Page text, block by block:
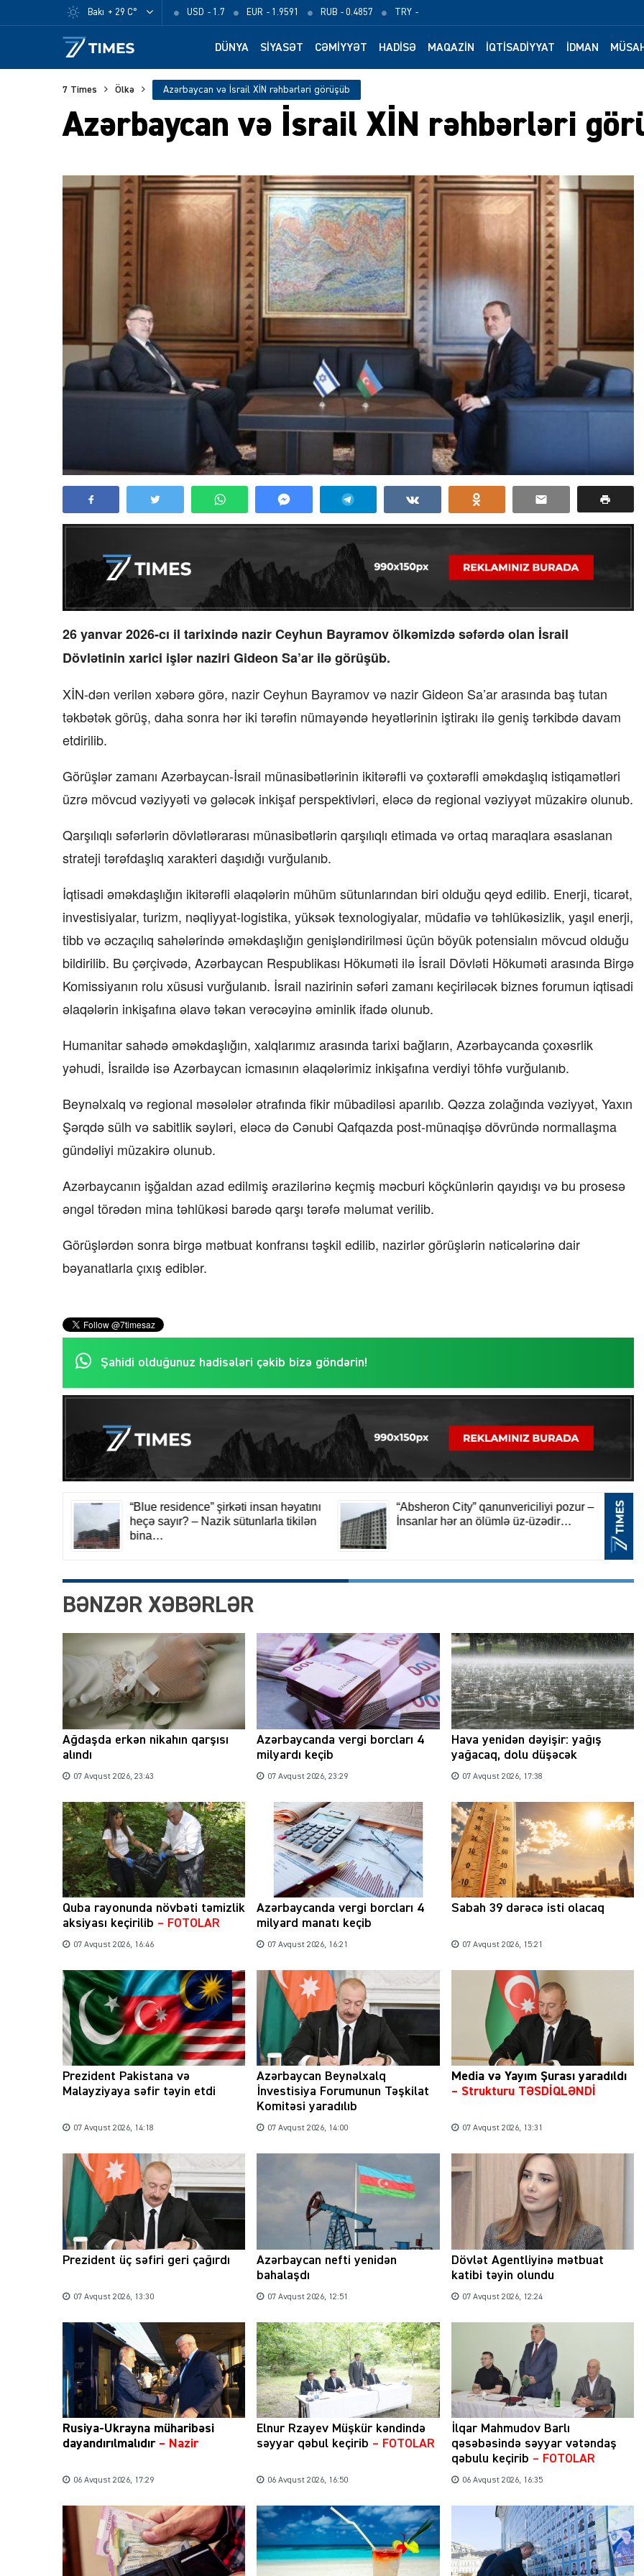
Bakı + 29 C° USD - 1.7 EUR - 1.9591 RUB - 0.4857 TRY -
DÜNYA SIYASƏT CƏMIYYƏT HADISƏ MAQAZIN İQTISADIYYAT İDMAN
7 Times Ölkə Azərbaycan və İsrail XİN rəhbərləri görüşüb
Azərbaycan və İsrail XİN rəhbərləri
26 yanvar 2026-cı il tarixində nazir Ceyhun Bayramov ölkəmizdə səfərdə olan İsrail
Dövlətinin xarici işlər naziri Gideon Sa’ar ilə görüşüb.
XİN-dən verilən xəbərə görə, nazir Ceyhun Bayramov və nazir Gideon Sa’ar arasında baş tutan
təkbətək görüş, daha sonra hər iki tərəfin nümayəndə heyətlərinin iştirakı ilə geniş tərkibdə davam
etdirilib.
Görüşlər zamanı Azərbaycan-İsrail münasibətlərinin ikitərəfli və çoxtərəfli əməkdaşlıq istiqamətləri
üzrə mövcud vəziyyəti və gələcək inkişaf perspektivləri, eləcə də regional vəziyyət müzakirə olunub.
Qarşılıqlı səfərlərin dövlətlərarası münasibətlərin qarşılıqlı etimada və ortaq maraqlara əsaslanan
strateji tərəfdaşlıq xarakteri daşıdığı vurğulanıb.
İqtisadi əməkdaşlığın ikitərəfli əlaqələrin mühüm sütunlarından biri olduğu qeyd edilib. Enerji, ticarət,
investisiyalar, turizm, nəqliyyat-logistika, yüksək texnologiyalar, müdafiə və təhlükəsizlik, yaşıl enerji,
tibb və əczaçılıq sahələrində əməkdaşlığın genişləndirilməsi üçün böyük potensialın mövcud olduğu
bildirilib. Bu çərçivədə, Azərbaycan Respublikası Hökuməti ilə İsrail Dövləti Hökuməti arasında Birgə
Komissiyanın rolu xüsusi vurğulanıb. İsrail nazirinin səfəri zamanı keçiriləcək biznes forumun iqtisadi
əlaqələrin inkişafına əlavə təkan verəcəyinə əminlik ifadə olunub.
Humanitar sahədə əməkdaşlığın, xalqlarımız arasında tarixi bağların, Azərbaycanda çoxəsrlik
yəhudi, İsraildə isə Azərbaycan icmasının əlaqələrimiz inkişafına verdiyi töhfə vurğulanıb.
Beynəlxalq və regional məsələlər ətrafında fikir mübadiləsi aparılıb. Qəzza zolağında vəziyyət, Yaxın
Şərqdə sülh və sabitlik səyləri, eləcə də Cənubi Qafqazda post-münaqişə dövründə normallaşma
gündəliyi müzakirə olunub.
Azərbaycanın işğaldan azad edilmiş ərazilərinə keçmiş məcburi köçkünlərin qayıdışı və bu prosesə
əngəl törədən mina təhlükəsi barədə qarşı tərəfə məlumat verilib.
Görüşlərdən sonra birgə mətbuat konfransı təşkil edilib, nazirlər görüşlərin nəticələrinə dair
bəyanatlarla çıxış ediblər.
Şahidi olduğunuz hadisələri çəkib bizə göndərin!
BƏNZƏR XƏBƏRLƏR
Ağdaşda erkən nikahın qarşısı
alındı
07 Avqust 2026, 23:43
Azərbaycanda vergi borcları 4
milyardı keçib
07 Avqust 2026, 23:29
Hava yenidən dəyişir: yağış
yağacaq, dolu düşəcək
07 Avqust 2026, 17:38
Quba rayonunda növbəti təmizlik
aksiyası keçirilib – FOTOLAR
07 Avqust 2026, 16:46
Azərbaycanda vergi borcları 4
milyard manatı keçib
07 Avqust 2026, 16:21
Sabah 39 dərəcə isti olacaq
07 Avqust 2026, 15:21
Prezident Pakistana və
Malayziyaya səfir təyin etdi
07 Avqust 2026, 14:18
Azərbaycan Beynəlxalq
İnvestisiya Forumunun Təşkilat
Komitəsi yaradılıb
07 Avqust 2026, 14:00
Media və Yayım Şurası yaradıldı
– Strukturu TƏSDİQLƏNDİ
07 Avqust 2026, 13:31
Prezident üç səfiri geri çağırdı
07 Avqust 2026, 13:30
Azərbaycan nefti yenidən
bahalaşdı
07 Avqust 2026, 12:51
Dövlət Agentliyinə mətbuat
katibi təyin olundu
07 Avqust 2026, 12:24
Rusiya-Ukrayna müharibəsi
dayandırılmalıdır– Nazir
06 Avqust 2026, 17:29
Elnur Rzayev Müşkür kəndində
səyyar qəbul keçirib – FOTOLAR
06 Avqust 2026, 16:50
İlqar Mahmudov Barlı
qəsəbəsində səyyar vətəndaş
qəbulu keçirib – FOTOLAR
06 Avqust 2026, 16:35
nəzarət mexanizmi haradadır?
01 İyun 2026, 11:28